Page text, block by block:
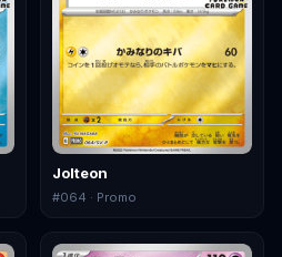
Jolteon
#064 · Promo